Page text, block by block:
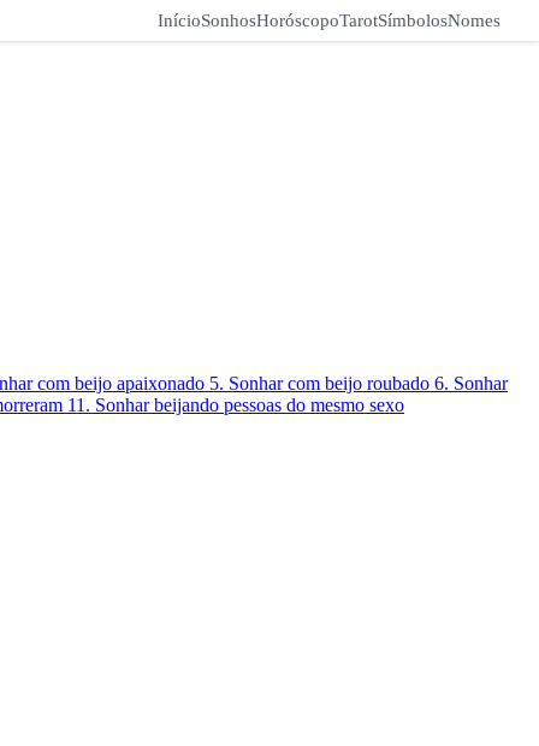
InícioSonhosHoróscopoTarotSímbolosNomes
com beijo apaixonado 5. Sonhar com beijo roubado 6. Sonhar
11. Sonhar beijando pessoas do mesmo sexo